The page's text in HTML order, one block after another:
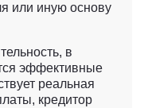
или иную основу
в
эффективные
реальная
кредитор